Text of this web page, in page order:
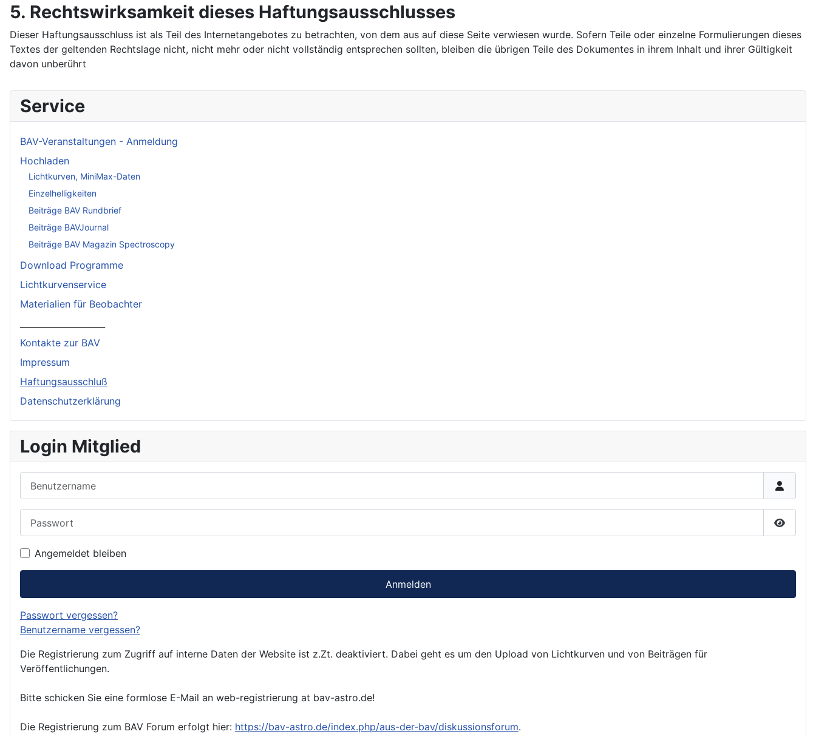
5. Rechtswirksamkeit dieses Haftungsausschlusses
Dieser Haftungsausschluss ist als Teil des Internetangebotes zu betrachten, von dem aus auf diese Seite verwiesen wurde. Sofern Teile oder einzelne Formulierungen dieses
Textes der geltenden Rechtslage nicht, nicht mehr oder nicht vollständig entsprechen sollten, bleiben die übrigen Teile des Dokumentes in ihrem Inhalt und ihrer Gültigkeit
davon unberührt
Service
BAV-Veranstaltungen - Anmeldung
Hochladen
Lichtkurven, MiniMax-Daten
Einzelhelligkeiten
Beiträge BAV Rundbrief
Beiträge BAVJournal
Beiträge BAV Magazin Spectroscopy
Download Programme
Lichtkurvenservice
Materialien für Beobachter
Kontakte zur BAV
Impressum
Haftungsausschluß
Datenschutzerklärung
Login Mitglied
Angemeldet bleiben
Anmelden
Passwort vergessen?
Benutzername vergessen?
Die Registrierung zum Zugriff auf interne Daten der Website ist z.Zt. deaktiviert. Dabei geht es um den Upload von Lichtkurven und von Beiträgen für
Veröffentlichungen.
Bitte schicken Sie eine formlose E-Mail an web-registrierung at bav-astro.de!
Die Registrierung zum BAV Forum erfolgt hier: https://bav-astro.de/index.php/aus-der-bav/diskussionsforum.